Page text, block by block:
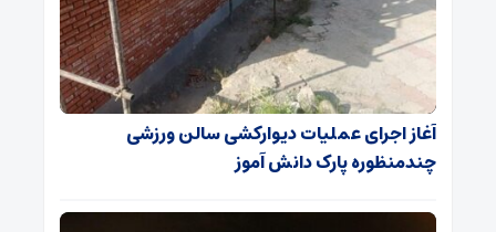
آغاز اجرای عملیات دیوارکشی سالن ورزشی
چندمنظوره پارک دانش آموز